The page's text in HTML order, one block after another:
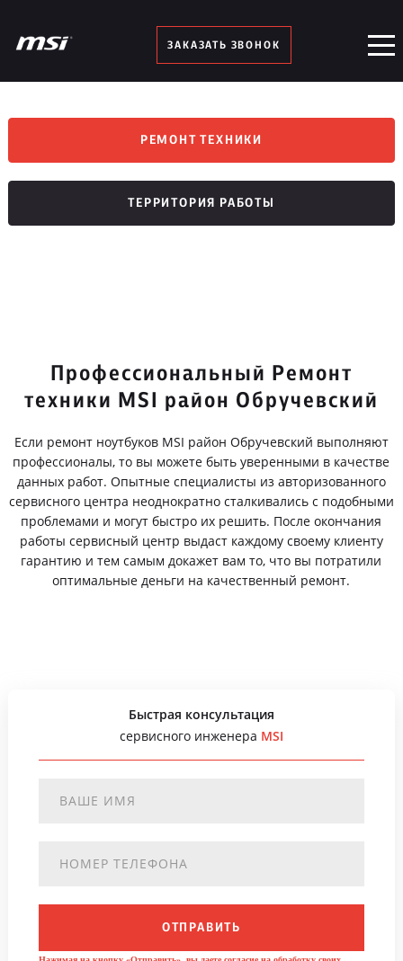
ЗАКАЗАТЬ ЗВОНОК
РЕМОНТ ТЕХНИКИ
ТЕРРИТОРИЯ РАБОТЫ
Профессиональный Ремонт
техники MSI район Обручевский
Если ремонт ноутбуков MSI район Обручевский выполняют
профессионалы, то вы можете быть уверенными в качестве
данных работ. Опытные специалисты из авторизованного
сервисного центра неоднократно сталкивались с подобными
проблемами и могут быстро их решить. После окончания
работы сервисный центр выдаст каждому своему клиенту
гарантию и тем самым докажет вам то, что вы потратили
оптимальные деньги на качественный ремонт.
Быстрая консультация
сервисного инженера MSI
ОТПРАВИТЬ